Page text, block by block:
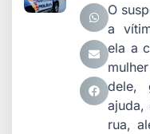
O
a
ela a
dele,
ajuda,
rua,